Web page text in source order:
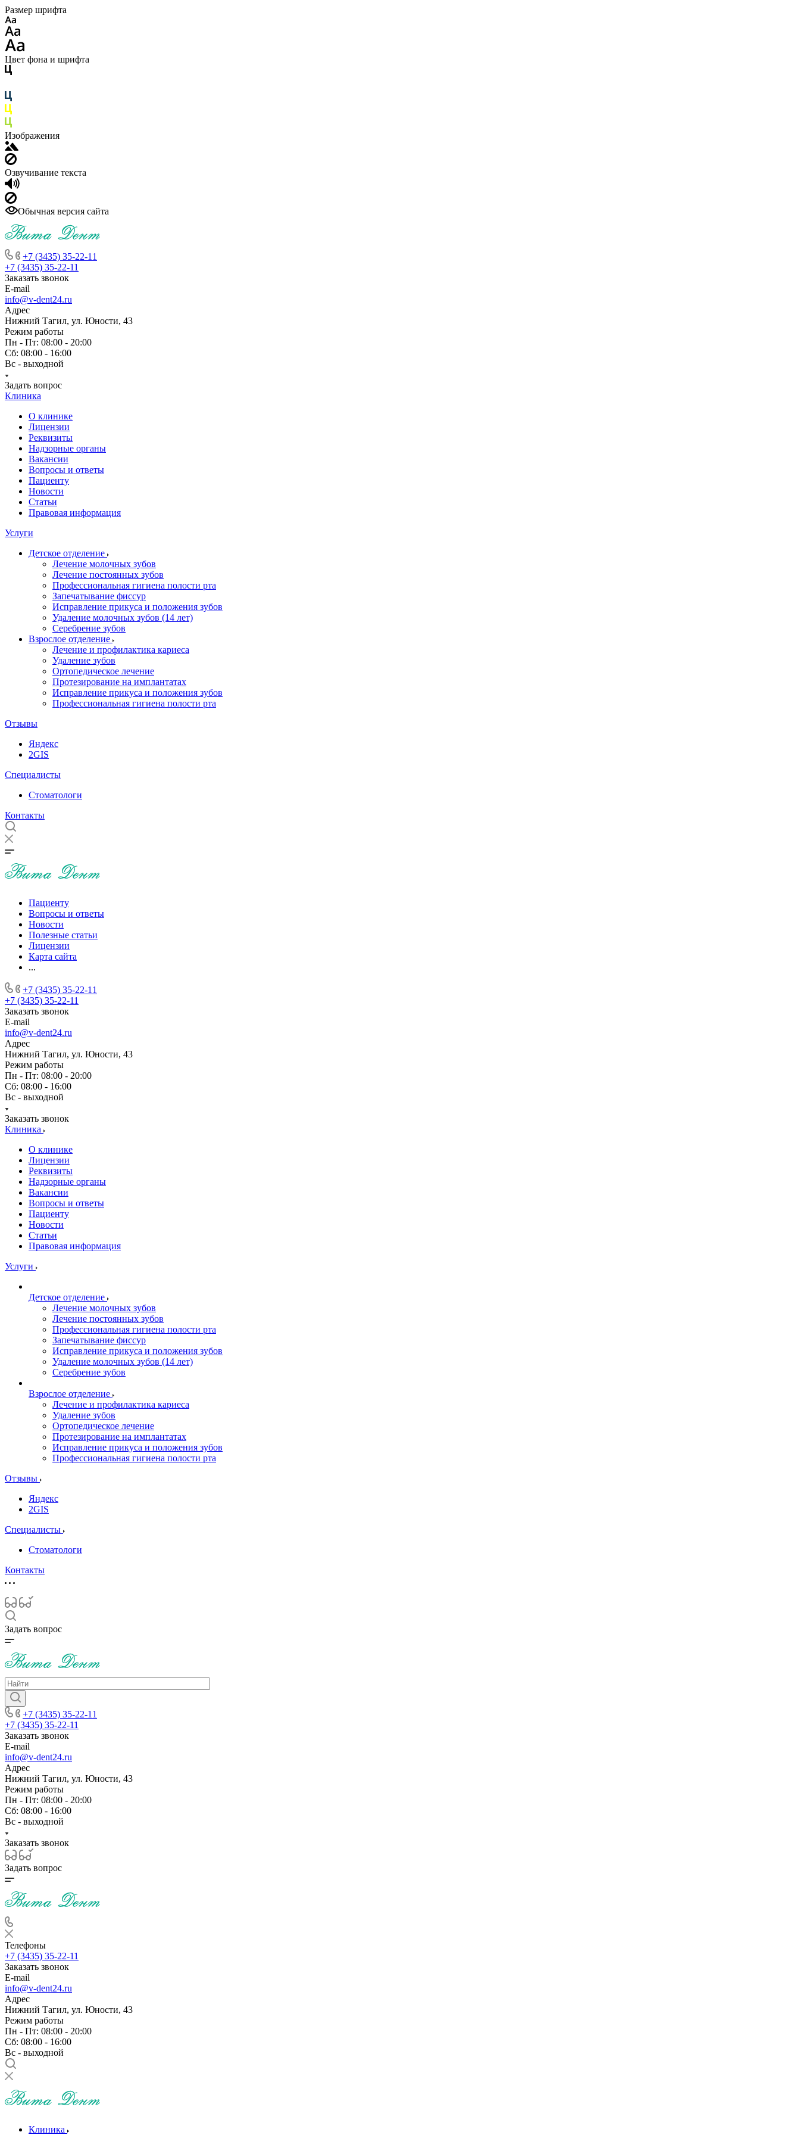
Размер шрифта
Цвет фона и шрифта
Изображения
Озвучивание текста
Обычная версия сайта
+7 (3435) 35-22-11
+7 (3435) 35-22-11
Заказать звонок
E-mail
info@v-dent24.ru
Адрес
Нижний Тагил, ул. Юности, 43
Режим работы
Пн - Пт: 08:00 - 20:00
Сб: 08:00 - 16:00
Вс - выходной
Задать вопрос
Клиника
О клинике
Лицензии
Реквизиты
Надзорные органы
Вакансии
Вопросы и ответы
Пациенту
Новости
Статьи
Правовая информация
Услуги
Детское отделение
Лечение молочных зубов
Лечение постоянных зубов
Профессиональная гигиена полости рта
Запечатывание фиссур
Исправление прикуса и положения зубов
Удаление молочных зубов (14 лет)
Серебрение зубов
Взрослое отделение
Лечение и профилактика кариеса
Удаление зубов
Ортопедическое лечение
Протезирование на имплантатах
Исправление прикуса и положения зубов
Профессиональная гигиена полости рта
Отзывы
Яндекс
2GIS
Специалисты
Стоматологи
Контакты
Пациенту
Вопросы и ответы
Новости
Полезные статьи
Лицензии
Карта сайта
...
+7 (3435) 35-22-11
+7 (3435) 35-22-11
Заказать звонок
E-mail
info@v-dent24.ru
Адрес
Нижний Тагил, ул. Юности, 43
Режим работы
Пн - Пт: 08:00 - 20:00
Сб: 08:00 - 16:00
Вс - выходной
Заказать звонок
Клиника
О клинике
Лицензии
Реквизиты
Надзорные органы
Вакансии
Вопросы и ответы
Пациенту
Новости
Статьи
Правовая информация
Услуги
Детское отделение
Лечение молочных зубов
Лечение постоянных зубов
Профессиональная гигиена полости рта
Запечатывание фиссур
Исправление прикуса и положения зубов
Удаление молочных зубов (14 лет)
Серебрение зубов
Взрослое отделение
Лечение и профилактика кариеса
Удаление зубов
Ортопедическое лечение
Протезирование на имплантатах
Исправление прикуса и положения зубов
Профессиональная гигиена полости рта
Отзывы
Яндекс
2GIS
Специалисты
Стоматологи
Контакты
Задать вопрос
+7 (3435) 35-22-11
+7 (3435) 35-22-11
Заказать звонок
E-mail
info@v-dent24.ru
Адрес
Нижний Тагил, ул. Юности, 43
Режим работы
Пн - Пт: 08:00 - 20:00
Сб: 08:00 - 16:00
Вс - выходной
Заказать звонок
Задать вопрос
Телефоны
+7 (3435) 35-22-11
Заказать звонок
E-mail
info@v-dent24.ru
Адрес
Нижний Тагил, ул. Юности, 43
Режим работы
Пн - Пт: 08:00 - 20:00
Сб: 08:00 - 16:00
Вс - выходной
Клиника